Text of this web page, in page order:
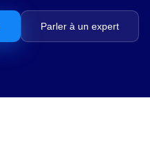
Parler à un expert